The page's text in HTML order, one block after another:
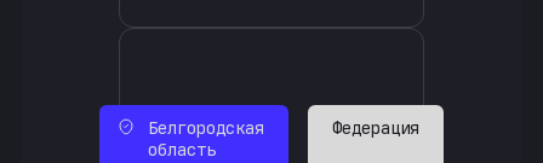
Белгородская
область
Федерация